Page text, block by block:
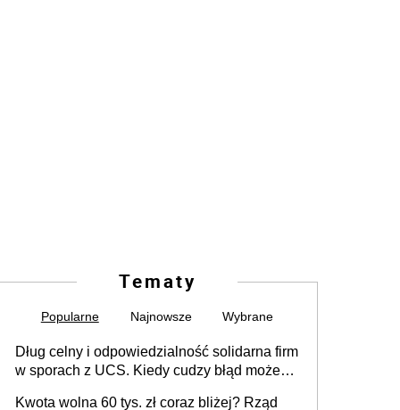
Tematy
Popularne Najnowsze Wybrane
Dług celny i odpowiedzialność solidarna firm
w sporach z UCS. Kiedy cudzy błąd może
Kwota wolna 60 tys. zł coraz bliżej? Rząd